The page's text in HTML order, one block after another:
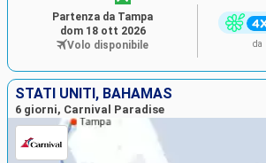
da
Partenza da Tampa
dom 18 ott 2026
Volo disponibile
STATI UNITI, BAHAMAS
6 giorni, Carnival Paradise